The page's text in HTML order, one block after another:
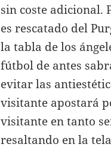
sin coste adicional.
es rescatado del
la tabla de los
fútbol de antes
evitar las
visitante apostará
visitante en tanto
resaltando en la